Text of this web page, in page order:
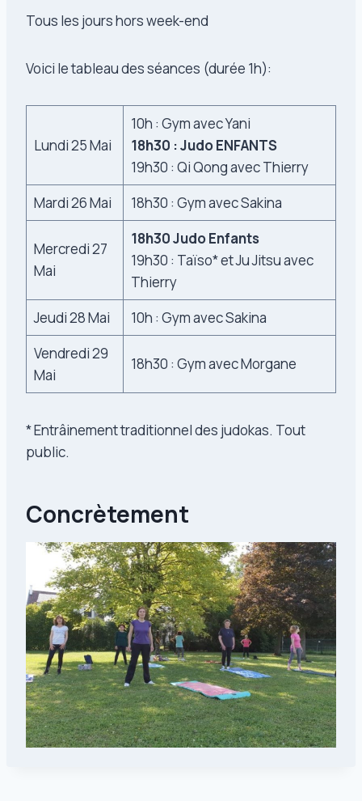
Tous les jours hors week-end
Voici le tableau des séances (durée 1h):
Lundi 25 Mai
10h : Gym avec Yani
18h30 : Judo ENFANTS
19h30 : Qi Qong avec Thierry
Mardi 26 Mai
18h30 : Gym avec Sakina
Mercredi 27
Mai
18h30 Judo Enfants
19h30 : Taïso* et Ju Jitsu avec
Thierry
Jeudi 28 Mai
10h : Gym avec Sakina
Vendredi 29
Mai
18h30 : Gym avec Morgane
* Entrâinement traditionnel des judokas. Tout
public.
Concrètement